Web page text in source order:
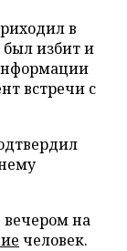
в
избит и
встречи с
вечером на
человек.